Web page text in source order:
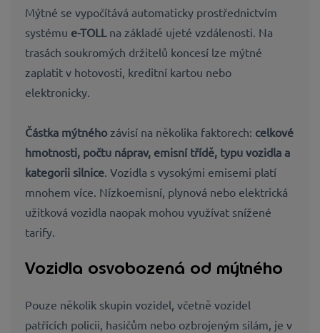
Mýtné se vypočítává automaticky prostřednictvím
systému e-TOLL na základě ujeté vzdálenosti. Na
trasách soukromých držitelů koncesí lze mýtné
zaplatit v hotovosti, kreditní kartou nebo
elektronicky.
Částka mýtného závisí na několika faktorech: celkové
hmotnosti, počtu náprav, emisní třídě, typu vozidla a
kategorii silnice . Vozidla s vysokými emisemi platí
mnohem více. Nízkoemisní, plynová nebo elektrická
užitková vozidla naopak mohou využívat snížené
tarify.
Vozidla osvobozená od mýtného
Pouze několik skupin vozidel, včetně vozidel
patřících policii, hasičům nebo ozbrojeným silám, je v